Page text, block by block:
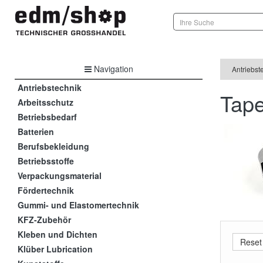
Navigation
Antriebstechnik
Arbeitsschutz
Betriebsbedarf
Batterien
Berufsbekleidung
Betriebsstoffe
Verpackungsmaterial
Fördertechnik
Gummi- und Elastomertechnik
KFZ-Zubehör
Kleben und Dichten
Klüber Lubrication